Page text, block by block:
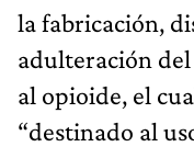
la fabricación,
adulteración
al opioide, el
“destinado al